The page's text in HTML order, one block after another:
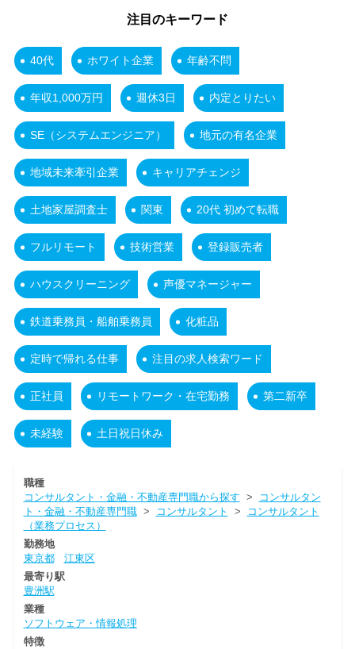
注目のキーワード
40代 ホワイト企業 年齢不問
年収1,000万円 週休3日 内定とりたい
SE（システムエンジニア） 地元の有名企業
地域未来牽引企業 キャリアチェンジ
土地家屋調査士 関東 20代 初めて転職
フルリモート 技術営業 登録販売者
ハウスクリーニング 声優マネージャー
鉄道乗務員・船舶乗務員 化粧品
定時で帰れる仕事 注目の求人検索ワード
正社員 リモートワーク・在宅勤務 第二新卒
未経験 土日祝日休み
職種
コンサルタント・金融・不動産専門職から探す >
コンサルタン
ト・金融・不動産専門職> コンサルタント >
コンサルタント
（業務プロセス）
勤務地
東京都
江東区
最寄り駅
豊洲駅
業種
ソフトウェア・情報処理
特徴